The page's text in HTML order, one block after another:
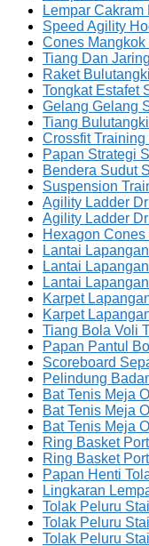
Lempar
Speed Agility
Cones
Tiang Dan
Raket
Tongkat Estafet
Gelang Gelang
Tiang
Crossfit
Papan Strategi
Bendera Sudut
Suspension
Agility Ladder
Agility Ladder
Hexagon
Lantai
Lantai
Lantai
Karpet
Karpet
Tiang Bola Voli
Papan Pantul
Scoreboard
Pelindung
Bat Tenis Meja
Bat Tenis Meja
Bat Tenis Meja
Ring Basket
Ring Basket
Papan Henti
Lingkaran
Tolak Peluru
Tolak Peluru
Tolak Peluru